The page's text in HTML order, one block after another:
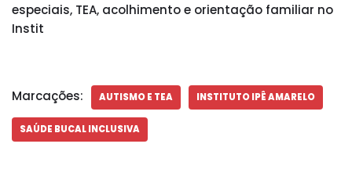
especiais, TEA, acolhimento e orientação familiar no
Instit
Marcações: AUTISMO E TEA INSTITUTO IPÊ AMARELO
SAÚDE BUCAL INCLUSIVA